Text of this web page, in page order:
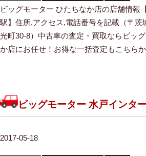
ビッグモーター ひたちなか店の店舗情報
駅】住所,アクセス,電話番号を記載（〒茨
光町30-8）中古車の査定・買取ならビッ
か店にお任せ！お得な一括査定もこちら
ビッグモーター 水戸インタ
2017-05-18